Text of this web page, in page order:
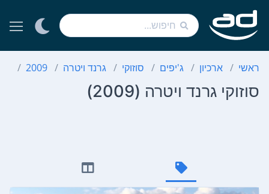
ראשי ארכיון ג'יפים סוזוקי גרנד ויטרה 2009
סוזוקי גרנד ויטרה (2009)